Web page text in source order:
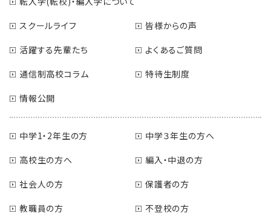
スクールライフ
皆様からの声
活躍する先輩たち
よくあるご質問
通信制高校コラム
特待生制度
情報公開
中学1・2年生の方
中学３年生の方へ
高校生の方へ
編入・中退の方
社会人の方
保護者の方
教職員の方
不登校の方